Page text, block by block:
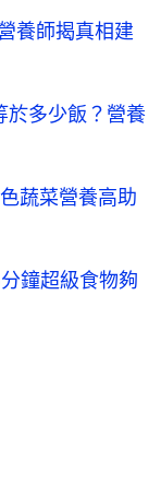
養師揭真相建
於多少飯？營養
蔬菜營養高助
鐘超級食物夠